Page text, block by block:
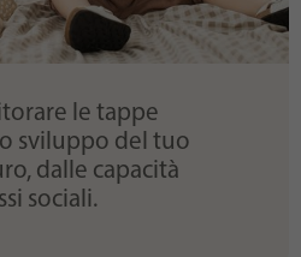
le tappe
sviluppo del tuo
dalle capacità
sociali.